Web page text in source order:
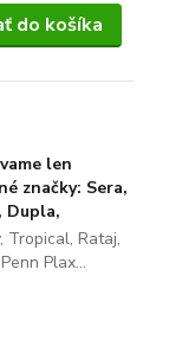
do košíka
len
značky: Sera,
Dupla,
Tropical, Rataj,
Plax...